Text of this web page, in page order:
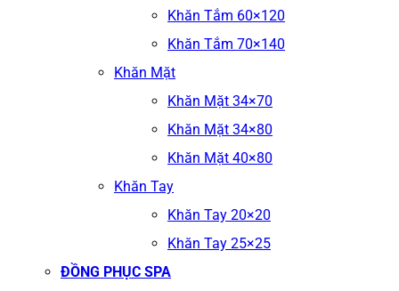
Khăn Tắm 60×120
Khăn Tắm 70×140
Khăn Mặt
Khăn Mặt 34×70
Khăn Mặt 34×80
Khăn Mặt 40×80
Khăn Tay
Khăn Tay 20×20
Khăn Tay 25×25
ĐỒNG PHỤC SPA